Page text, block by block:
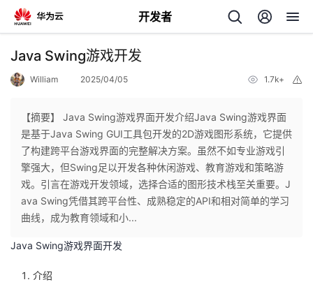
开发者
返
个
人
页
我
开
Java Swing游戏开发
William 2025/04/05 1.7k+
【摘要】 Java Swing游戏界面开发介绍Java Swing游戏界面
是基于Java Swing GUI工具包开发的2D游戏图形系统，它提供
了构建跨平台游戏界面的完整解决方案。虽然不如专业游戏引
擎强大，但Swing足以开发各种休闲游戏、教育游戏和策略游
戏‌。引言在游戏开发领域，选择合适的图形技术栈至关重要‌。J
ava Swing凭借其跨平台性、成熟稳定的API和相对简单的学习
曲线，成为教育领域和小...
Java Swing游戏界面开发
介绍